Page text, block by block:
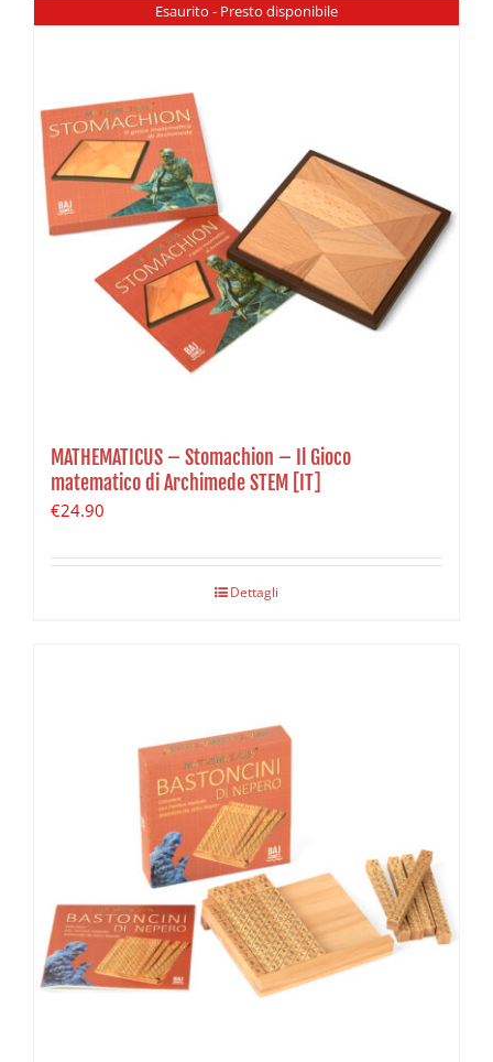
Esaurito - Presto disponibile
MATHEMATICUS – Stomachion – Il Gioco
matematico di Archimede STEM [IT]
€24.90
Dettagli